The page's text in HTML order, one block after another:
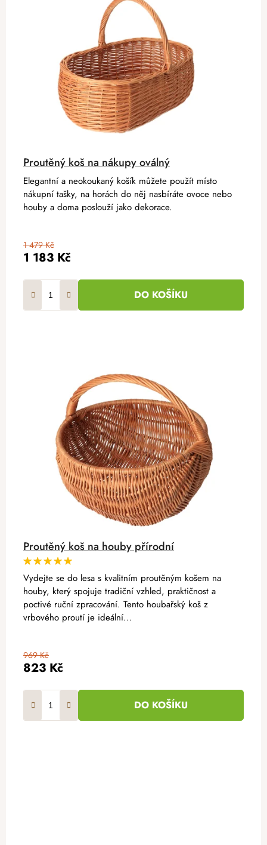
Proutěný koš na nákupy oválný
1 183 Kč
1 479 Kč
DO KOŠÍKU
Elegantní a neokoukaný košík můžete použít místo
nákupní tašky, na horách do něj nasbíráte ovoce nebo
houby a doma poslouží jako dekorace.
Proutěný koš na houby přírodní
823 Kč
969 Kč
DO KOŠÍKU
Vydejte se do lesa s kvalitním proutěným košem na
houby, který spojuje tradiční vzhled, praktičnost a
poctivé ruční zpracování. Tento houbařský koš z
vrbového proutí je ideální...